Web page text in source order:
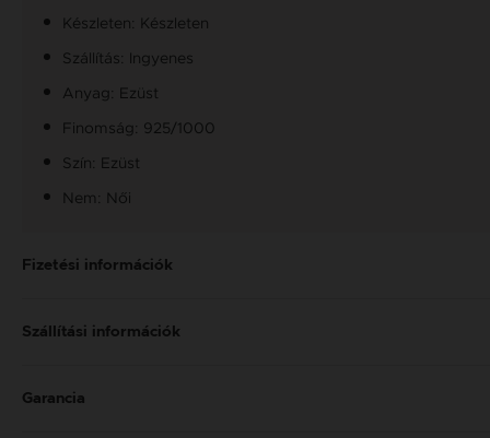
Készleten: Készleten
Szállítás: Ingyenes
Anyag: Ezüst
Finomság: 925/1000
Szín: Ezüst
Nem: Női
Fizetési információk
Szállítási információk
Garancia